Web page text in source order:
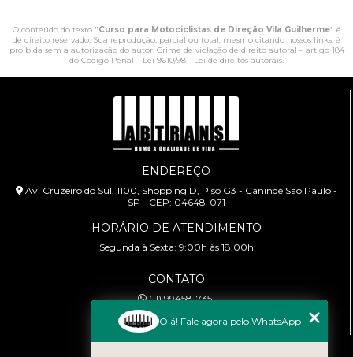
O conteúdo do texto "Curso para Motociclistas de Direção Vila Guilherme" é
de direito reservado. Sua reprodução, parcial ou total, mesmo citando nossos links, é
proibida sem a autorização do autor. Crime de violação de direito autoral – artigo 184
do Código Penal – Lei 9610/98 - Lei de direitos autorais.
ENDEREÇO
Av. Cruzeiro do Sul, 1100, Shopping D, Piso G3 - Canindé São Paulo -
SP - CEP: 04648-071
HORÁRIO DE ATENDIMENTO
Segunda à Sexta: 9:00h às 18:00h
CONTATO
(11) 99458-7351
cursoabtrans@gmail.com
Olá! Fale agora pelo WhatsApp